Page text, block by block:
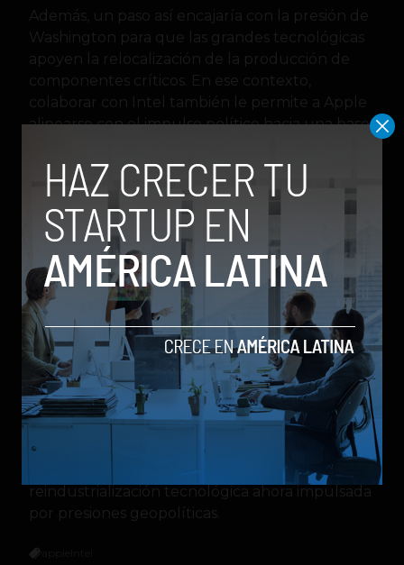
Además, un paso así encajaría con la presión de
Washington para que las grandes tecnológicas
apoyen la relocalización de la producción de
componentes críticos. En ese contexto,
colaborar con Intel también le permite a Apple
alinearse con el impulso político hacia una base
El anuncio también tiene una lectura política
clara de cómo Trump está presentando la
fabricación de chips como una bandera de
soberanía tecnológica. Su mensaje insiste en
que no basta con diseñar semiconductores, sino
que también deben producirse en territorio
estadounidense.
Esa narrativa coincide con la estrategia más
amplia de reforzar la industria de
semiconductores en el país, un sector
considerado crítico para la seguridad económica
y tecnológica local. En ese escenario, Apple e
Intel se convierten en símbolos de una posible
reindustrialización tecnológica ahora impulsada
por presiones geopolíticas.